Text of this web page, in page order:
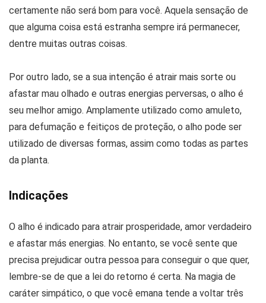
certamente não será bom para você. Aquela sensação de
que alguma coisa está estranha sempre irá permanecer,
dentre muitas outras coisas.
Por outro lado, se a sua intenção é atrair mais sorte ou
afastar mau olhado e outras energias perversas, o alho é
seu melhor amigo. Amplamente utilizado como amuleto,
para defumação e feitiços de proteção, o alho pode ser
utilizado de diversas formas, assim como todas as partes
da planta.
Indicações
O alho é indicado para atrair prosperidade, amor verdadeiro
e afastar más energias. No entanto, se você sente que
precisa prejudicar outra pessoa para conseguir o que quer,
lembre-se de que a lei do retorno é certa. Na magia de
caráter simpático, o que você emana tende a voltar três